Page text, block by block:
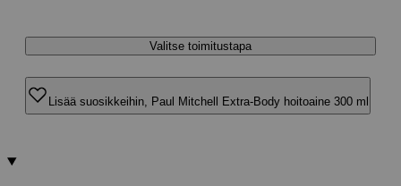
Valitse toimitustapa
Lisää suosikkeihin, Paul Mitchell Extra-Body hoitoaine 300 ml